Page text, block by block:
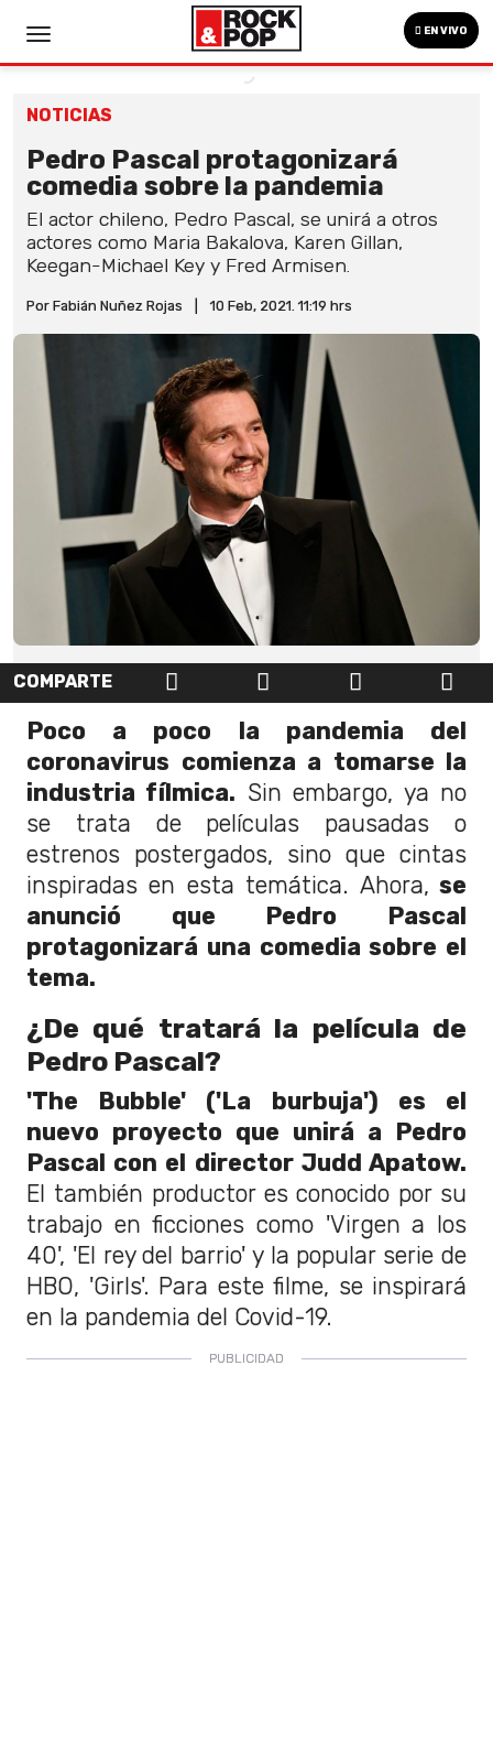
EN VIVO
NOTICIAS
Pedro Pascal protagonizará
comedia sobre la pandemia
El actor chileno, Pedro Pascal, se unirá a otros
actores como Maria Bakalova, Karen Gillan,
Keegan-Michael Key y Fred Armisen.
Por Fabián Nuñez Rojas 10 Feb, 2021. 11:19 hrs
COMPARTE
Poco a poco la pandemia del
coronavirus comienza a tomarse la
industria fílmica. Sin embargo, ya no
se trata de películas pausadas o
estrenos postergados, sino que cintas
inspiradas en esta temática. Ahora, se
anunció que Pedro Pascal
protagonizará una comedia sobre el
tema.
¿De qué tratará la película de
Pedro Pascal?
'The Bubble' ('La burbuja') es el
nuevo proyecto que unirá a Pedro
Pascal con el director Judd Apatow.
El también productor es conocido por su
trabajo en ficciones como 'Virgen a los
40', 'El rey del barrio' y la popular serie de
HBO, 'Girls'. Para este filme, se inspirará
en la pandemia del Covid-19.